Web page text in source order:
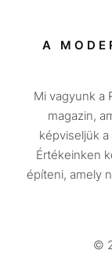
A
Mi vagyunk a
magazin,
képviseljük
Értékeinken
építeni, amely
©